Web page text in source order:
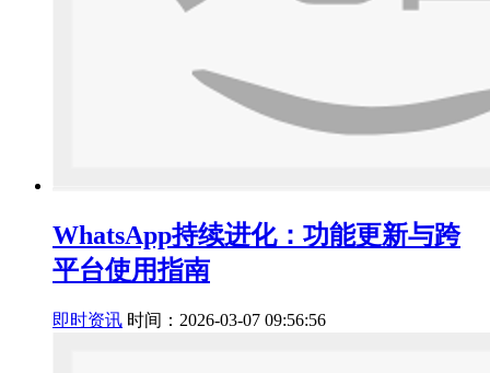
WhatsApp持续进化：功能更新与跨
平台使用指南
即时资讯 时间：2026-03-07 09:56:56